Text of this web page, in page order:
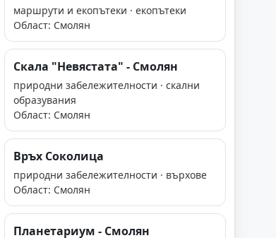
маршрути и екопътеки · екопътеки
Област: Смолян
Скала "Невястата" - Смолян
природни забележителности · скални
образувания
Област: Смолян
Връх Соколица
природни забележителности · върхове
Област: Смолян
Планетариум - Смолян